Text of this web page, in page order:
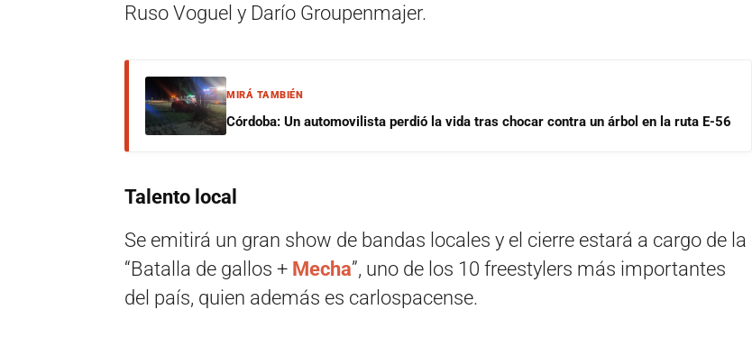
Ruso Voguel y Darío Groupenmajer.
MIRÁ TAMBIÉN
Córdoba: Un automovilista perdió la vida tras chocar contra un árbol en la ruta E-56
Talento local
Se emitirá un gran show de bandas locales y el cierre estará a cargo de la
“Batalla de gallos + Mecha”, uno de los 10 freestylers más importantes
del país, quien además es carlospacense.